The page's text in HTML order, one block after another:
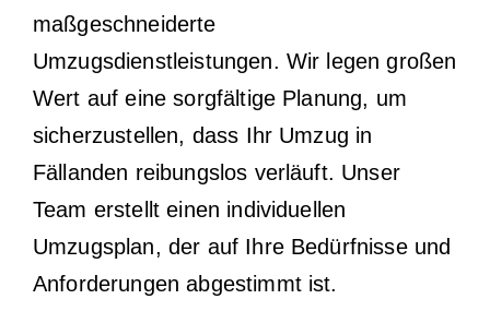
maßgeschneiderte
Umzugsdienstleistungen. Wir legen großen
Wert auf eine sorgfältige Planung, um
sicherzustellen, dass Ihr Umzug in
Fällanden reibungslos verläuft. Unser
Team erstellt einen individuellen
Umzugsplan, der auf Ihre Bedürfnisse und
Anforderungen abgestimmt ist.